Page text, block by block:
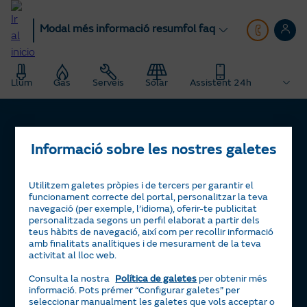
Anar
contingut
principal
Modal més informació resumfol faq
Llum Gas Serveis Solar Assistent 24h
Llum i gas
Tarifa Por Uso
Tarifa Noche
Tarifa Dinámica Luz
Alta llum
Alta gas
Calculadora m³ a KWh
Servigas
Servielectric
Servillar
Calderes
Aire condicionat
Solar
Plaques solars
Tarifa Solar
Servisolar
Compensació d’excedents
Bateria Virtual
Beneficis
La teva Àrea Clients
Certificacions d’interès
Ajuda
Preguntes freqüents
Informació sobre les nostres galetes
Utilitzem galetes pròpies i de tercers per garantir el
funcionament correcte del portal, personalitzar la teva
navegació (per exemple, l’idioma), oferir-te publicitat
personalitzada segons un perfil elaborat a partir dels
teus hàbits de navegació, així com per recollir informació
amb finalitats analítiques i de mesurament de la teva
activitat al lloc web.
Consulta la nostra Política de galetes per obtenir més
informació. Pots prémer “Configurar galetes” per
seleccionar manualment les galetes que vols acceptar o